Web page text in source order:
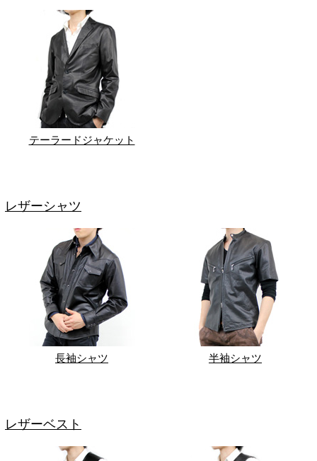
テーラードジャケット
レザーシャツ
長袖シャツ 半袖シャツ
レザーベスト